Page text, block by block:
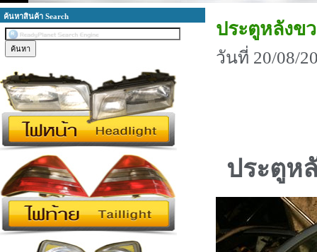
ค้นหาสินค้า Search
ประตูหลังข
วันที่ 20/08/
ประตูห